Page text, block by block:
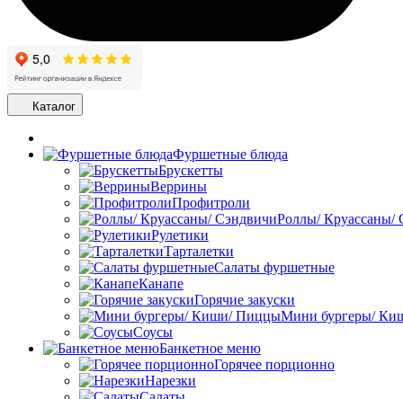
Каталог
Фуршетные блюда
Брускетты
Веррины
Профитроли
Роллы/ Круассаны/
Рулетики
Тарталетки
Салаты фуршетные
Канапе
Горячие закуски
Мини бургеры/
Соусы
Банкетное меню
Горячее порционно
Нарезки